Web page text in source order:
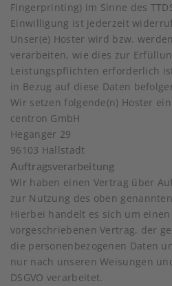
Fingerprinting) im Sinne des
Einwilligung ist jederzeit
Unser(e) Hoster wird bzw.
verarbeiten, wie dies zur
Leistungspflichten erforderlich
in Bezug auf diese Daten
Wir setzen folgende(n) Hoster ein:
centron GmbH
Heganger 29
96103 Hallstadt
Auftragsverarbeitung
Wir haben einen Vertrag über
zur Nutzung des oben
Hierbei handelt es sich um
vorgeschriebenen Vertrag, der
die personenbezogenen Daten
nur nach unseren Weisungen
DSGVO verarbeitet.